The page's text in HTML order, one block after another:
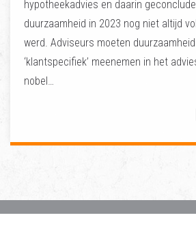
hypotheekadvies en daarin
duurzaamheid in 2023 nog niet altijd
werd. Adviseurs moeten duurzaamheid
‘klantspecifiek’ meenemen in het
nobel…